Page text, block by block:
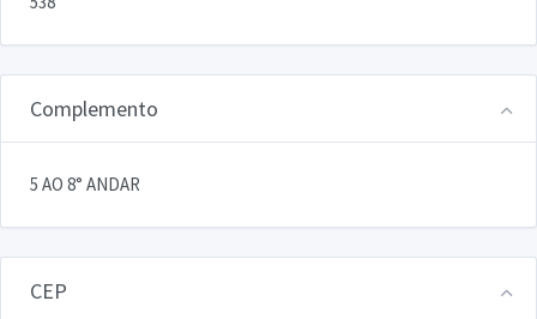
Complemento
5 AO 8° ANDAR
CEP